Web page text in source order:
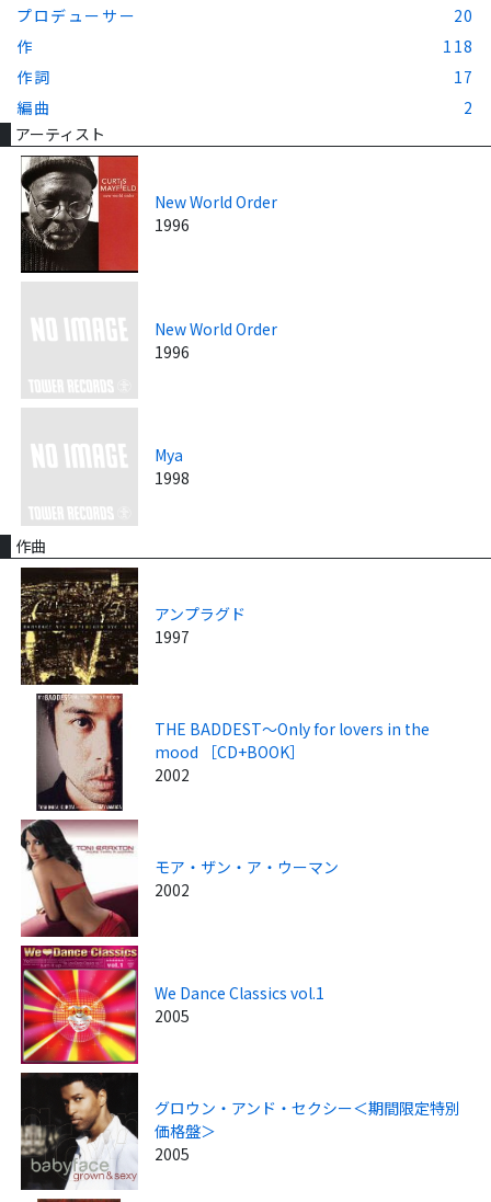
プロデューサー
20
作
118
作詞
17
編曲
2
アーティスト
New World Order
1996
New World Order
1996
Mya
1998
作曲
アンプラグド
1997
THE BADDEST～Only for lovers in the
mood ［CD+BOOK］
2002
モア・ザン・ア・ウーマン
2002
We Dance Classics vol.1
2005
グロウン・アンド・セクシー＜期間限定特別
価格盤＞
2005